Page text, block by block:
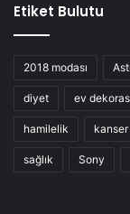
Etiket Bulutu
2018 modası
diyet ev
hamilelik kanser
sağlık Sony